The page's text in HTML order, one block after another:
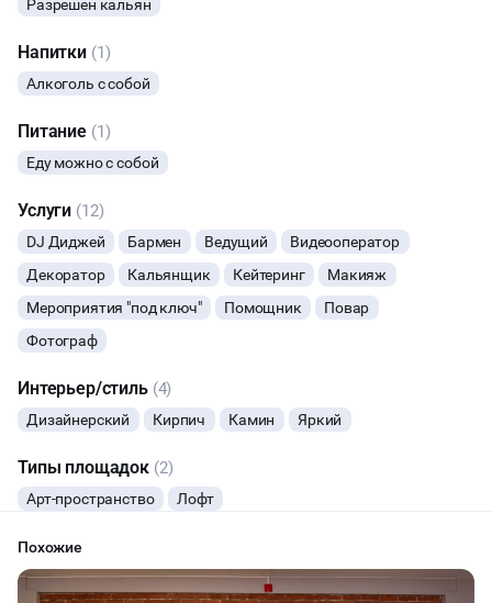
Сутки с 15:00-10:00 - 20000₽
ПТ - 3000₽ час
Суточный тариф (с 15:00 до 10:00) - 30000₽
СБ - 3500₽ час
Суточный тариф (с 15:00 до 10:00)
40000₽
ВС - 3000₽ час
Суточный тариф (с 15:00 до 10:00) - 25000₽
Разрешен кальян
Напитки (1)
Алкоголь с собой
Питание (1)
Еду можно с собой
Услуги (12)
DJ Диджей Бармен Ведущий
Видеооператор
Декоратор
Кальянщик Кейтеринг
Макияж
Мероприятия "под ключ"
Помощник
Повар
Фотограф
Интерьер/стиль (4)
Дизайнерский Кирпич Камин Яркий
Типы площадок (2)
Арт-пространство Лофт
СВИДАНИЯ
НОВЫЙ ГОД
Похожие